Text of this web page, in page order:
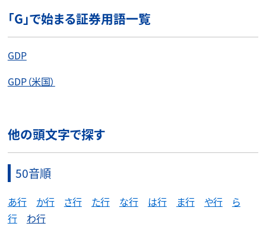
「G」で始まる証券用語一覧
GDP
GDP（米国）
他の頭文字で探す
50音順
あ行 か行 さ行 た行 な行 は行 ま行 や行
ら
行
わ行